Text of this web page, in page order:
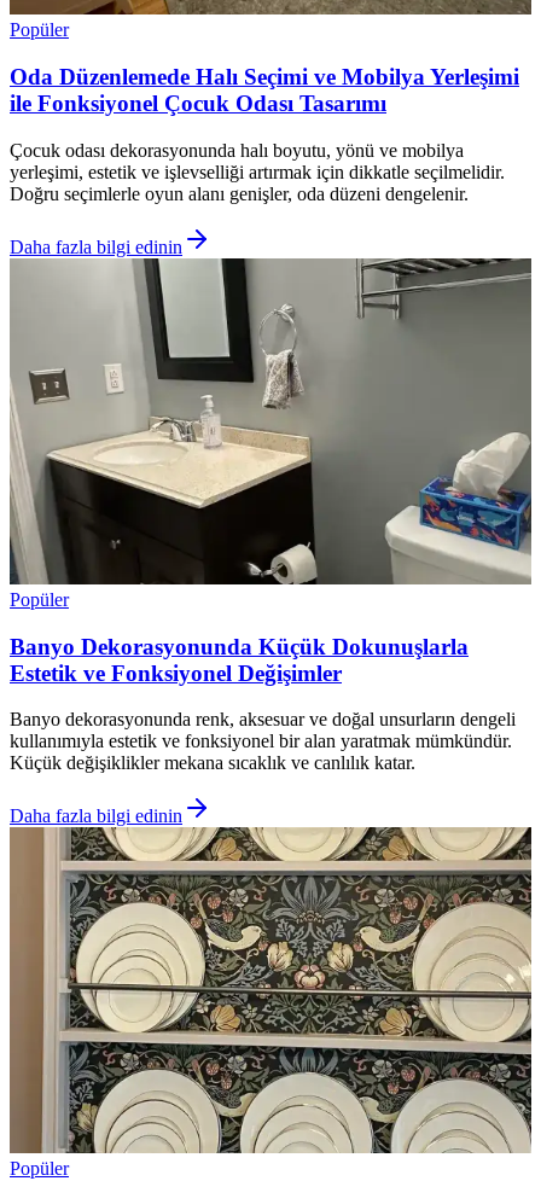
Popüler
Oda Düzenlemede Halı Seçimi ve Mobilya Yerleşimi
ile Fonksiyonel Çocuk Odası Tasarımı
Çocuk odası dekorasyonunda halı boyutu, yönü ve mobilya
yerleşimi, estetik ve işlevselliği artırmak için dikkatle seçilmelidir.
Doğru seçimlerle oyun alanı genişler, oda düzeni dengelenir.
Daha fazla bilgi edinin
Popüler
Banyo Dekorasyonunda Küçük Dokunuşlarla
Estetik ve Fonksiyonel Değişimler
Banyo dekorasyonunda renk, aksesuar ve doğal unsurların dengeli
kullanımıyla estetik ve fonksiyonel bir alan yaratmak mümkündür.
Küçük değişiklikler mekana sıcaklık ve canlılık katar.
Daha fazla bilgi edinin
Popüler